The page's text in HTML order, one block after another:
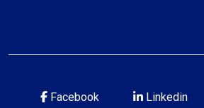
Facebook Linkedin